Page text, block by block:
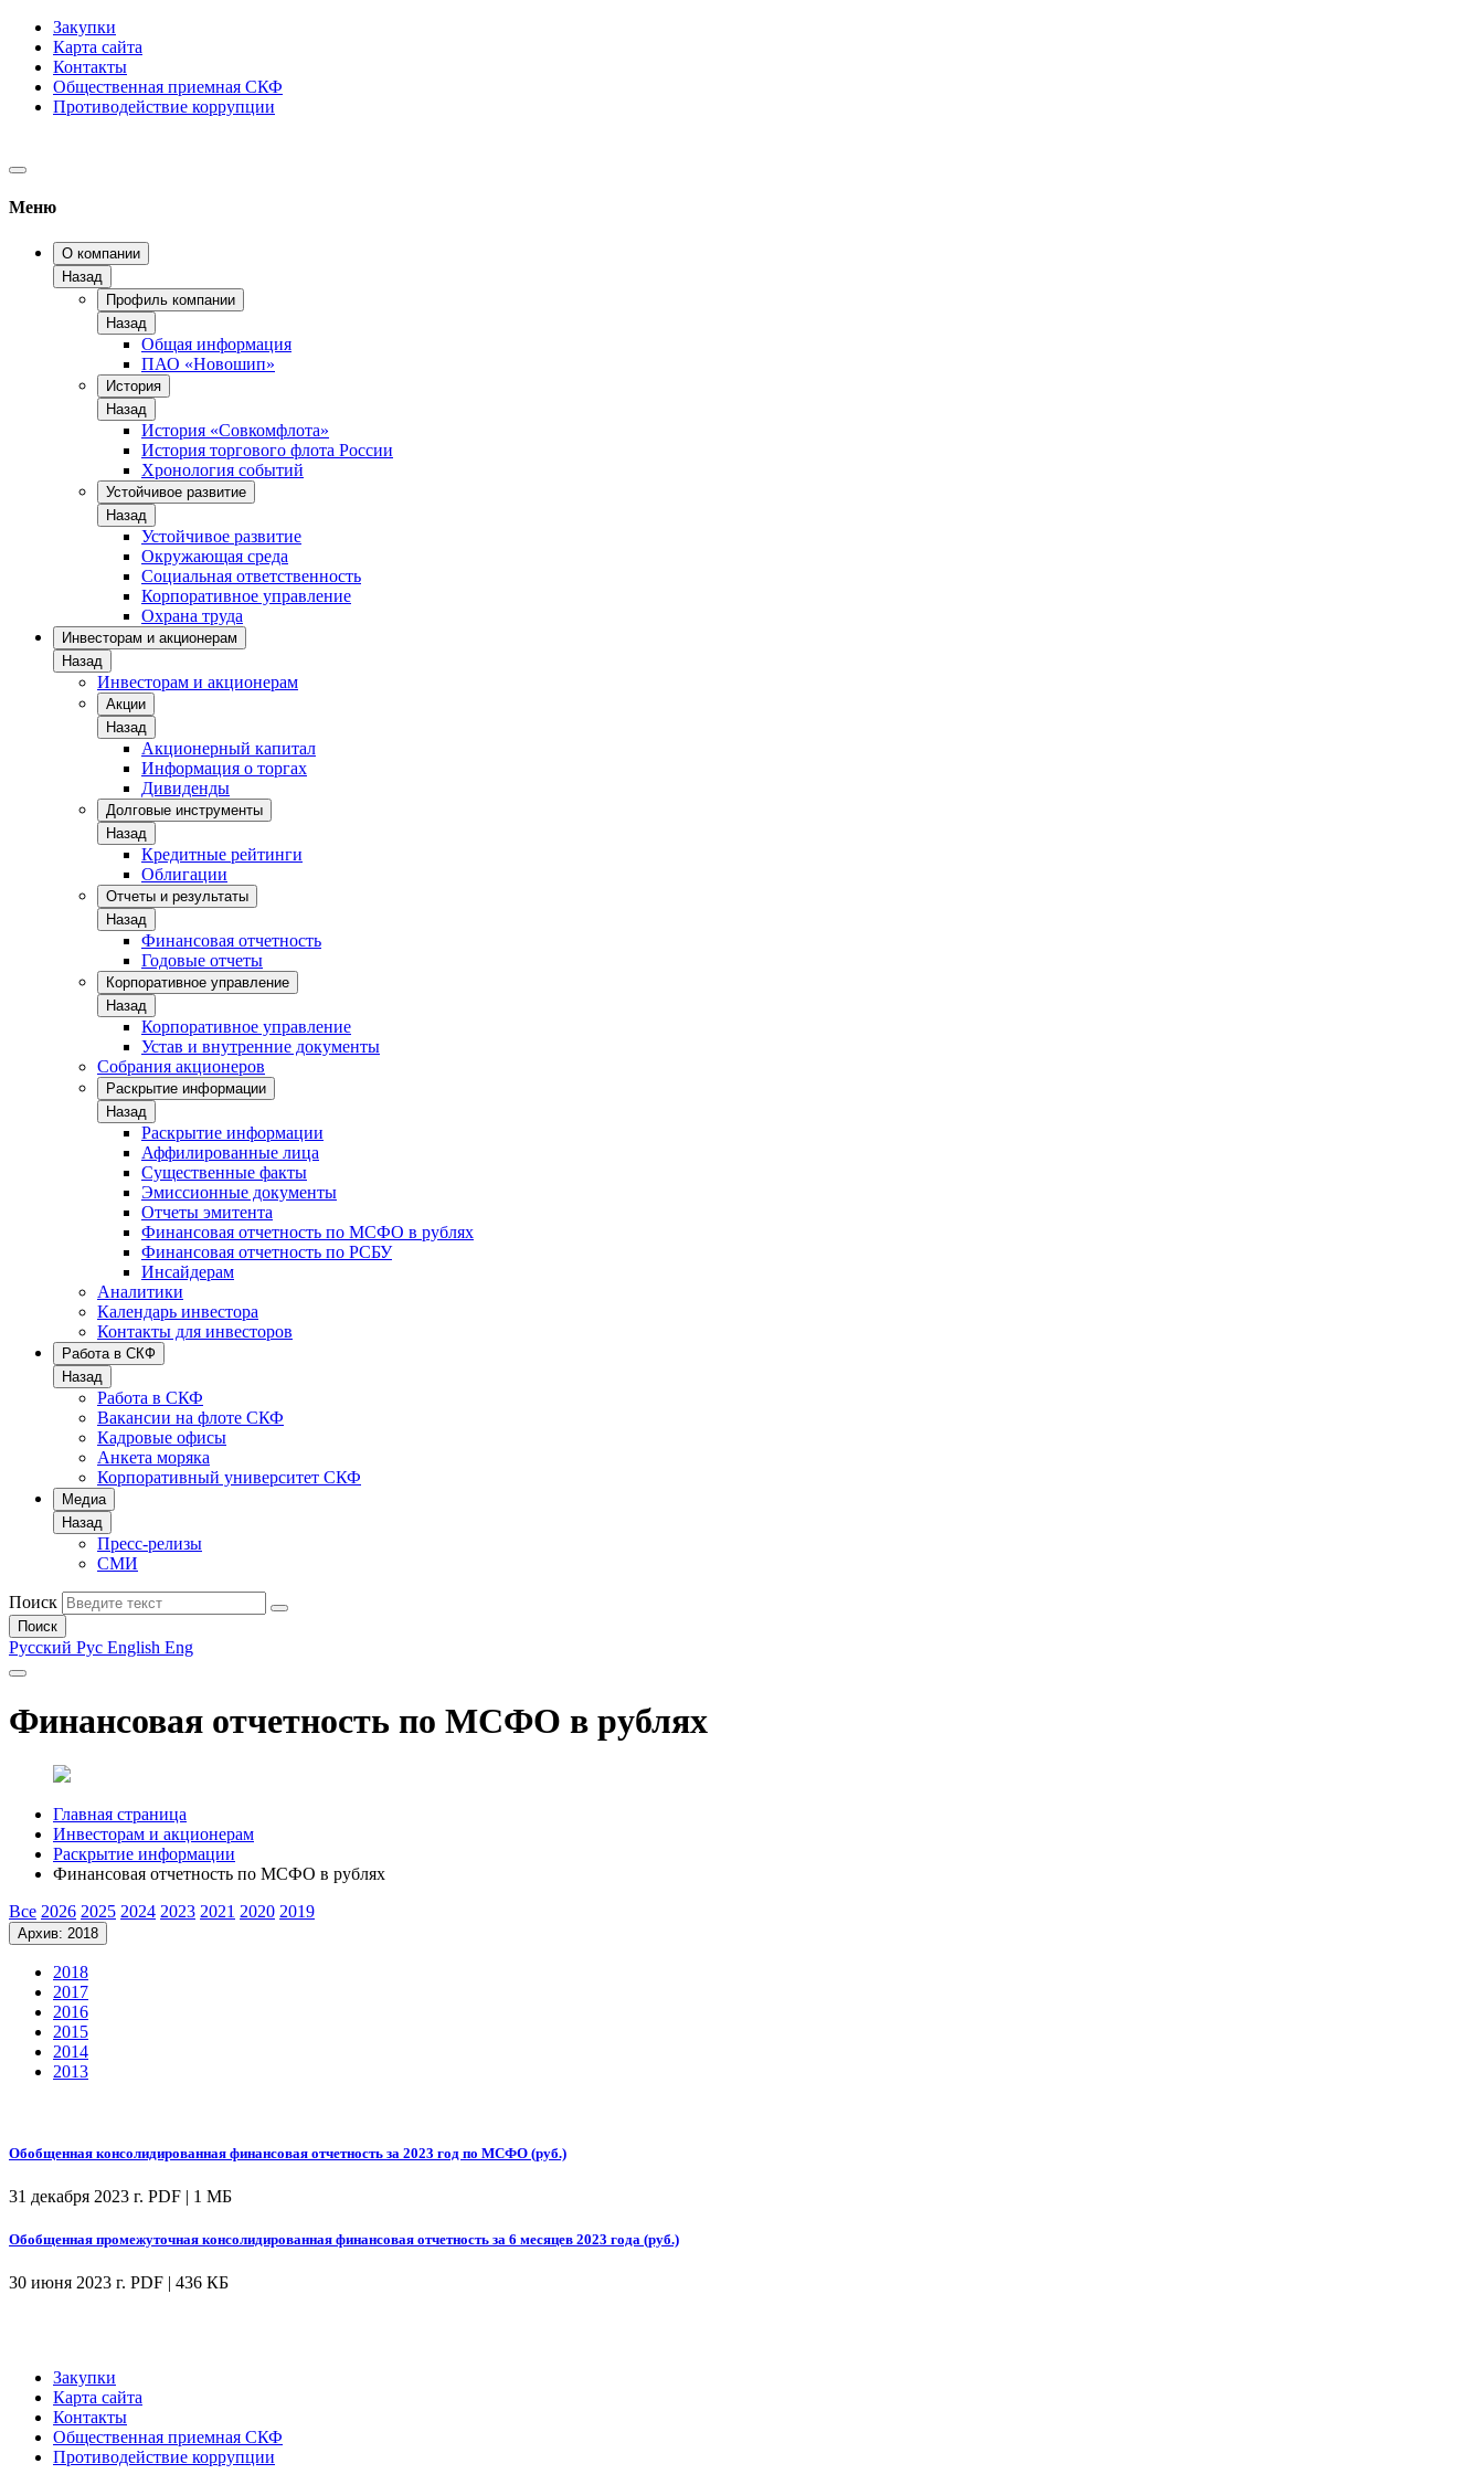
Закупки
Карта сайта
Контакты
Общественная приемная СКФ
Противодействие коррупции
Меню
О компании
Назад
Профиль компании
Назад
Общая информация
ПАО «Новошип»
История
Назад
История «Совкомфлота»
История торгового флота России
Хронология событий
Устойчивое развитие
Назад
Устойчивое развитие
Окружающая среда
Социальная ответственность
Корпоративное управление
Охрана труда
Инвесторам и акционерам
Назад
Инвесторам и акционерам
Акции
Назад
Акционерный капитал
Информация о торгах
Дивиденды
Долговые инструменты
Назад
Кредитные рейтинги
Облигации
Отчеты и результаты
Назад
Финансовая отчетность
Годовые отчеты
Корпоративное управление
Назад
Корпоративное управление
Устав и внутренние документы
Собрания акционеров
Раскрытие информации
Назад
Раскрытие информации
Аффилированные лица
Существенные факты
Эмиссионные документы
Отчеты эмитента
Финансовая отчетность по МСФО в рублях
Финансовая отчетность по РСБУ
Инсайдерам
Аналитики
Календарь инвестора
Контакты для инвесторов
Работа в СКФ
Назад
Работа в СКФ
Вакансии на флоте СКФ
Кадровые офисы
Анкета моряка
Корпоративный университет СКФ
Медиа
Назад
Пресс-релизы
СМИ
Поиск
Поиск
Русский Рус English Eng
Финансовая отчетность по МСФО в рублях
Главная страница
Инвесторам и акционерам
Раскрытие информации
Финансовая отчетность по МСФО в рублях
Все 2026 2025 2024 2023 2021 2020 2019
Архив: 2018
2018
2017
2016
2015
2014
2013
Обобщенная консолидированная финансовая отчетность за 2023 год по МСФО (руб.)
31 декабря 2023 г. PDF | 1 МБ
Обобщенная промежуточная консолидированная финансовая отчетность за 6 месяцев 2023 года (руб.)
30 июня 2023 г. PDF | 436 КБ
Закупки
Карта сайта
Контакты
Общественная приемная СКФ
Противодействие коррупции